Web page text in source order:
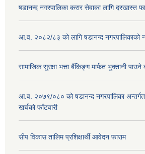
षडानन्द नगरपालिका करार सेवाका लागि दरखास्त
आ.व. २०८२/८३ को लागि षडानन्द नगरपालिकाको
सामाजिक सुरक्षा भत्ता बैंकिङ्ग मार्फत भुक्तानी
आ.व. २०७९/०८० को षडानन्द नगरपालिका अन्तर्गत
खर्चको फाँटवारी
सीप विकास तालिम प्रशिक्षार्थी आवेदन फाराम